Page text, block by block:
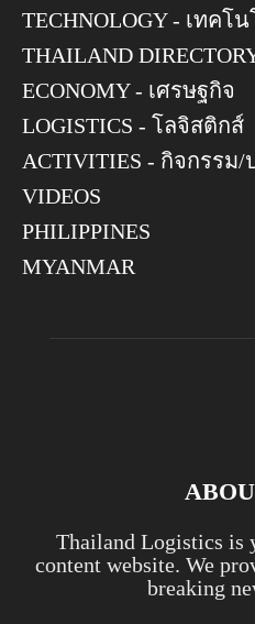
TECHNOLOGY - เทคโ
THAILAND
ECONOMY - เศรษฐกิจ
LOGISTICS - โลจิสติกส์
ACTIVITIES - กิจกรร
VIDEOS
PHILIPPINES
MYANMAR
Thailand Logistics is
content website. We
breaking